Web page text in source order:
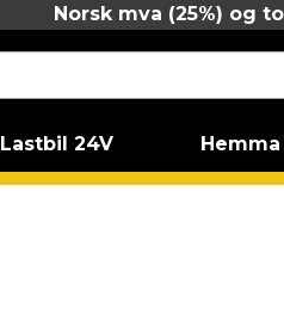
Norsk mva (25%) og
Lastbil 24V Hemma